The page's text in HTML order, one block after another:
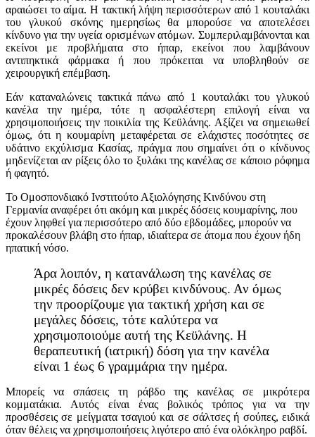
αραιώσει το αίμα. Η τακτική λήψη περισσότερων από 1 κουταλάκι
του γλυκού σκόνης ημερησίως θα μπορούσε να αποτελέσει
κίνδυνο για την υγεία ορισμένων ατόμων. Συμπεριλαμβάνονται και
εκείνοι με προβλήματα στο ήπαρ, εκείνοι που λαμβάνουν
αντιπηκτικά φάρμακα ή που πρόκειται να υποβληθούν σε
χειρουργική επέμβαση.
Εάν καταναλώνεις τακτικά πάνω από 1 κουταλάκι του γλυκού
κανέλα την ημέρα, τότε η ασφαλέστερη επιλογή είναι να
χρησιμοποιήσεις την ποικιλία της Κεϋλάνης. Αξίζει να σημειωθεί
όμως, ότι η κουμαρίνη μεταφέρεται σε ελάχιστες ποσότητες σε
υδάτινο εκχύλισμα Κασίας, πράγμα που σημαίνει ότι ο κίνδυνος
μηδενίζεται αν ρίξεις όλο το ξυλάκι της κανέλας σε κάποιο ρόφημα
ή φαγητό.
Το Ομοσπονδιακό Ινστιτούτο Αξιολόγησης Κινδύνου στη
Γερμανία αναφέρει ότι ακόμη και μικρές δόσεις κουμαρίνης, που
έχουν ληφθεί για περισσότερο από δύο εβδομάδες, μπορούν να
προκαλέσουν βλάβη στο ήπαρ, ιδιαίτερα σε άτομα που έχουν ήδη
ηπατική νόσο.
Άρα λοιπόν, η κατανάλωση της κανέλας σε
μικρές δόσεις δεν κρύβει κινδύνους. Αν όμως
την προορίζουμε για τακτική χρήση και σε
μεγάλες δόσεις, τότε καλύτερα να
χρησιμοποιούμε αυτή της Κεϋλάνης. Η
θεραπευτική (ιατρική) δόση για την κανέλα
είναι 1 έως 6 γραμμάρια την ημέρα.
Μπορείς να σπάσεις τη ράβδο της κανέλας σε μικρότερα
κομματάκια. Αυτός είναι ένας βολικός τρόπος για να την
προσθέσεις σε μείγματα τσαγιού και σε σάλτσες ή σούπες, ειδικά
όταν θέλεις να χρησιμοποιήσεις λιγότερο από ένα ολόκληρο ραβδί.